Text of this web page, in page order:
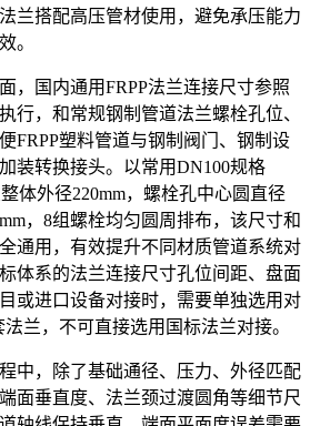
兰搭配高压管材使用，避免承压能力
。
，国内通用FRPP法兰连接尺寸参照
行，和常规钢制管道法兰螺栓孔位、
FRPP塑料管道与钢制阀门、钢制设
装转换接头。以常用DN100规格
体外径220mm，螺栓孔中心圆直径
，8组螺栓均匀圆周排布，该尺寸和
通用，有效提升不同材质管道系统对
体系的法兰连接尺寸孔位间距、盘面
或进口设备对接时，需要单独选用对
兰，不可直接选用国标法兰对接。
中，除了基础通径、压力、外径匹配
面垂直度、法兰颈过渡圆角等细节尺